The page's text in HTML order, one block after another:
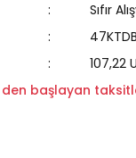
Sıfır
107,22
den başlayan